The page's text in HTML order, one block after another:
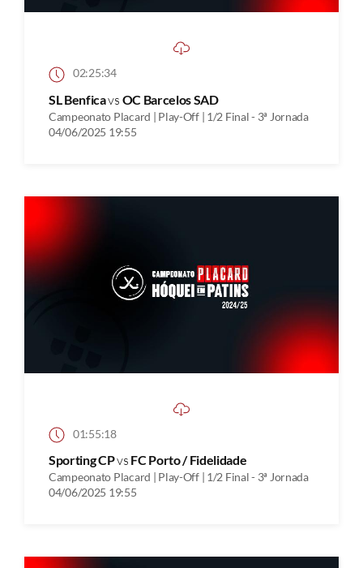
02:25:34
SL Benficavs OC Barcelos SAD
Campeonato Placard | Play-Off | 1/2 Final - 3ª Jornada
04/06/2025 19:55
01:55:18
Sporting CPvs FC Porto / Fidelidade
Campeonato Placard | Play-Off | 1/2 Final - 3ª Jornada
04/06/2025 19:55